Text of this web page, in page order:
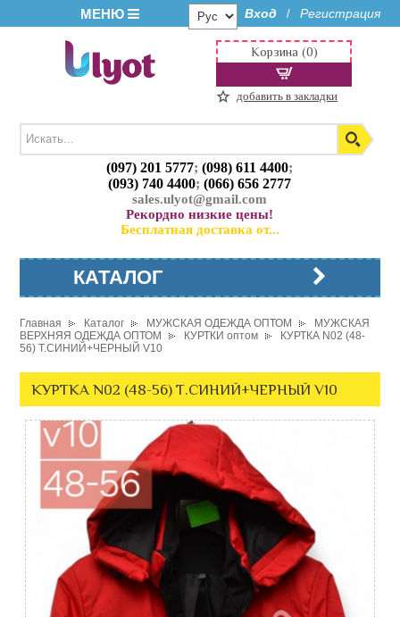
МЕНЮ Вход / Регистрация
(097) 201 5777;(098) 611 4400;
(093) 740 4400;(066) 656 2777
sales.ulyot@gmail.com
Рекордно низкие цены!
Бесплатная доставка от...
Корзина (0)
добавить в закладки
КАТАЛОГ
Главная Каталог МУЖСКАЯ ОДЕЖДА ОПТОМ
МУЖСКАЯ
ВЕРХНЯЯ ОДЕЖДА ОПТОМ
КУРТКИ оптом
КУРТКА N02 (48-
56) Т.СИНИЙ+ЧЕРНЫЙ V10
КУРТКА N02 (48-56) Т.СИНИЙ+ЧЕРНЫЙ V10